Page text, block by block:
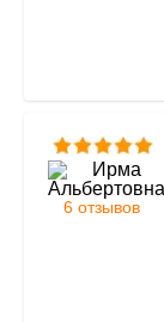
6 отзывов